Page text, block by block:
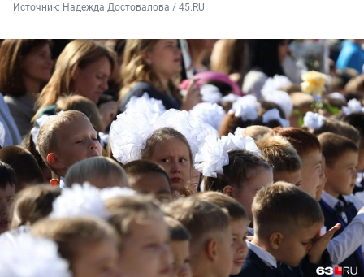
Источник: Надежда Достовалова / 45.RU